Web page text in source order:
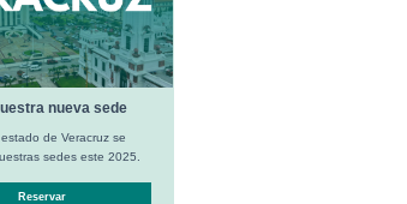
nueva sede
de Veracruz se
sedes este 2025.
Reservar